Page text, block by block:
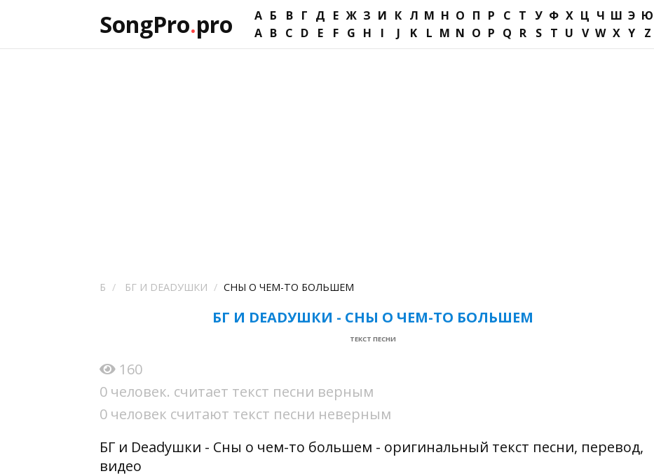
SongPro.pro А Б В Г Д Е Ж З И К Л М Н О П Р С Т У Ф Х Ц Ч Ш Э Ю
A B C D E F G H I J K L M N O P Q R S T U V W X Y Z
Б БГ И DEADУШКИ СНЫ О ЧЕМ-ТО БОЛЬШЕМ
БГ И DEADУШКИ - СНЫ О ЧЕМ-ТО БОЛЬШЕМ
ТЕКСТ ПЕСНИ
160
0 человек. считает текст песни верным
0 человек считают текст песни неверным
БГ и Deadушки - Сны о чем-то большем - оригинальный текст песни, перевод,
видео